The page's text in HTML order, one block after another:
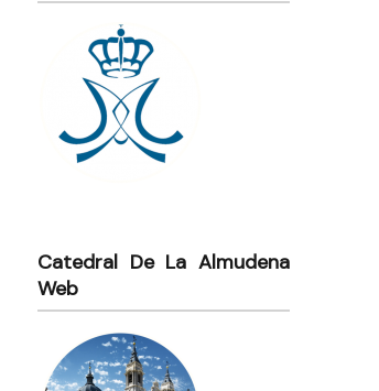
Catedral De La Almudena
Web